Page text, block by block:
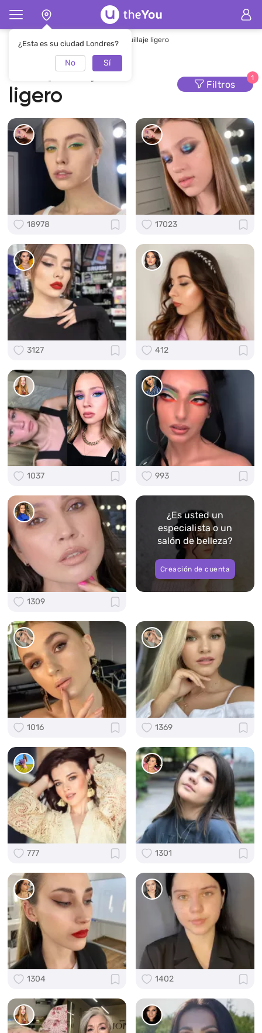
¿Esta es su ciudad Londres?
No Sí
Página de inicio Maquillaje Maquillaje ligero
Maquillaje
ligero
Filtros
1
18978 17023
3127 412
1037 993
1309
¿Es usted un
especialista o un
salón de belleza?
Creación de cuenta
1016 1369
777 1301
1304 1402